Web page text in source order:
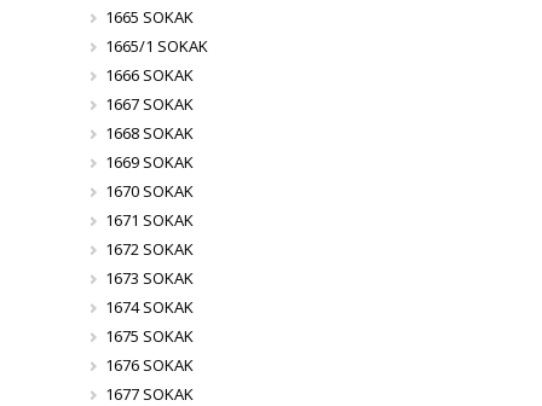
1665 SOKAK
1665/1 SOKAK
1666 SOKAK
1667 SOKAK
1668 SOKAK
1669 SOKAK
1670 SOKAK
1671 SOKAK
1672 SOKAK
1673 SOKAK
1674 SOKAK
1675 SOKAK
1676 SOKAK
1677 SOKAK